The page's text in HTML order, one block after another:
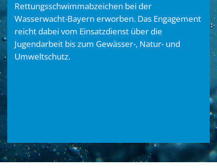
Rettungsschwimmabzeichen bei der
Wasserwacht-Bayern erworben. Das Engagement
reicht dabei vom Einsatzdienst über die
Jugendarbeit bis zum Gewässer-, Natur- und
Umweltschutz.